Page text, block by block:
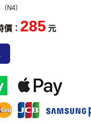
N4）
價： 285 元